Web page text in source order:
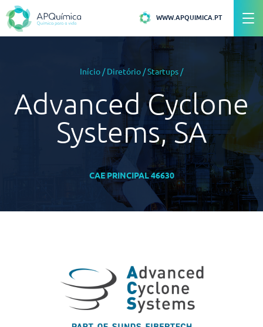
WWW.APQUIMICA.PT
Início /Diretório /Startups /
Advanced Cyclone
Systems, SA
CAE PRINCIPAL 46630